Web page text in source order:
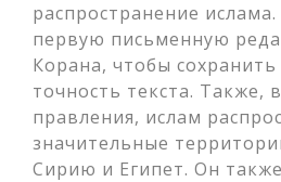
распространение
первую письменную
Корана, чтобы
точность текста. Также,
правления, ислам
значительные
Сирию и Египет. Он